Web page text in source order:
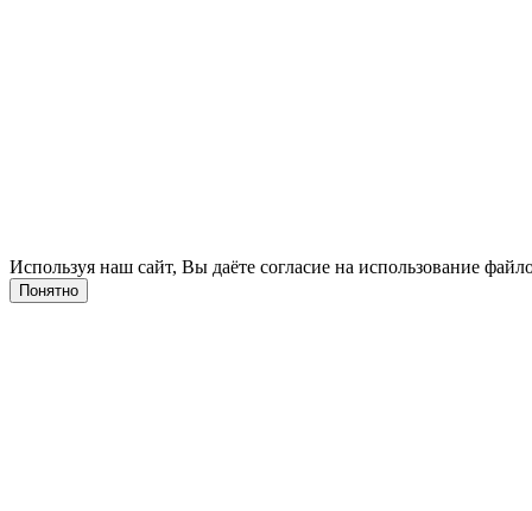
Используя наш сайт, Вы даёте согласие на использование
Понятно